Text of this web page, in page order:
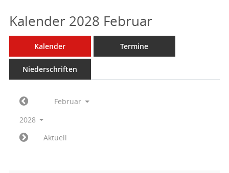
Kalender 2028 Februar
Kalender Termine
Niederschriften
Februar
2028
Aktuell